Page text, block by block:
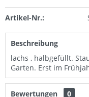
Artikel-Nr.:
Beschreibung
lachs , halbgefüllt.
Garten. Erst im
Bewertungen
0